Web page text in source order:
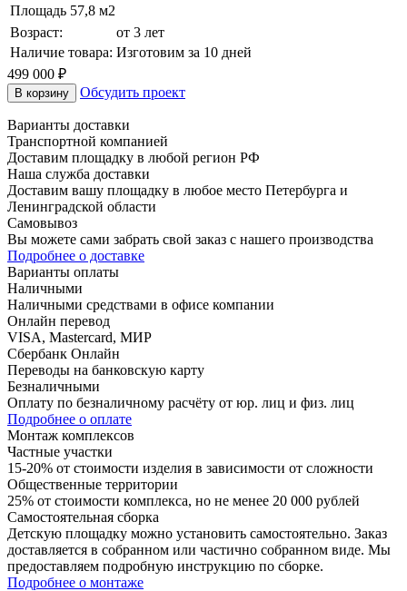
Площадь 57,8 м2
Возраст:
от 3 лет
Наличие товара: Изготовим за 10 дней
499 000 ₽
В корзину Обсудить проект
Варианты доставки
Транспортной компанией
Доставим площадку в любой регион РФ
Наша служба доставки
Доставим вашу площадку в любое место Петербурга и
Ленинградской области
Самовывоз
Вы можете сами забрать свой заказ с нашего производства
Подробнее о доставке
Варианты оплаты
Наличными
Наличными средствами в офисе компании
Онлайн перевод
VISA, Mastercard, МИР
Сбербанк Онлайн
Переводы на банковскую карту
Безналичными
Оплату по безналичному расчёту от юр. лиц и физ. лиц
Подробнее о оплате
Монтаж комплексов
Частные участки
15-20% от стоимости изделия в зависимости от сложности
Общественные территории
25% от стоимости комплекса, но не менее 20 000 рублей
Самостоятельная сборка
Детскую площадку можно установить самостоятельно. Заказ
доставляется в собранном или частично собранном виде. Мы
предоставляем подробную инструкцию по сборке.
Подробнее о монтаже